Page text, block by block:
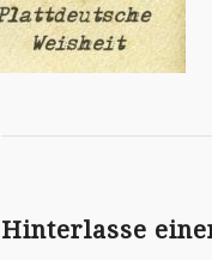
Hinterlasse